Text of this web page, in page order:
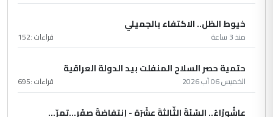
خيوط الظل.. الاكتفاء بالجميلي
منذ 3 ساعة قراءات :152
حتمية حصر السلاح المنفلت بيد الدولة العراقية
الخميس 06 آب 2026 قراءات :695
عاشُورْاءُ.. السّنَةُ الثّالثةَ عشَرَة - إِنتفاضةُ صفَر…تمرّ...